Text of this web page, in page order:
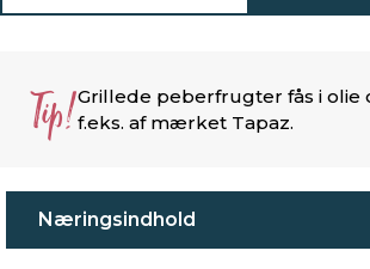
Tip!Grillede peberfrugter fås i olie
f.eks. af mærket Tapaz.
Næringsindhold